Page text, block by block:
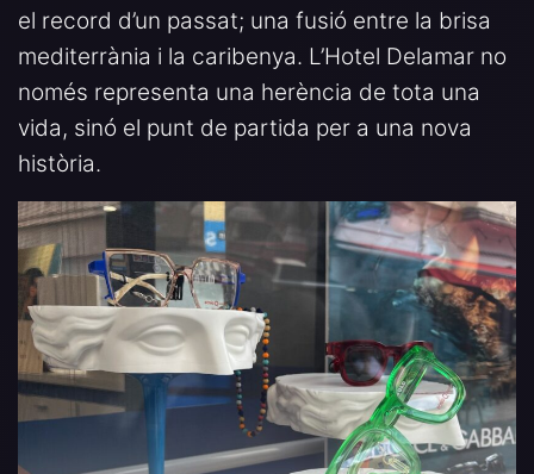
el record d’un passat; una fusió entre la brisa
mediterrània i la caribenya. L’Hotel Delamar no
només representa una herència de tota una
vida, sinó el punt de partida per a una nova
història.